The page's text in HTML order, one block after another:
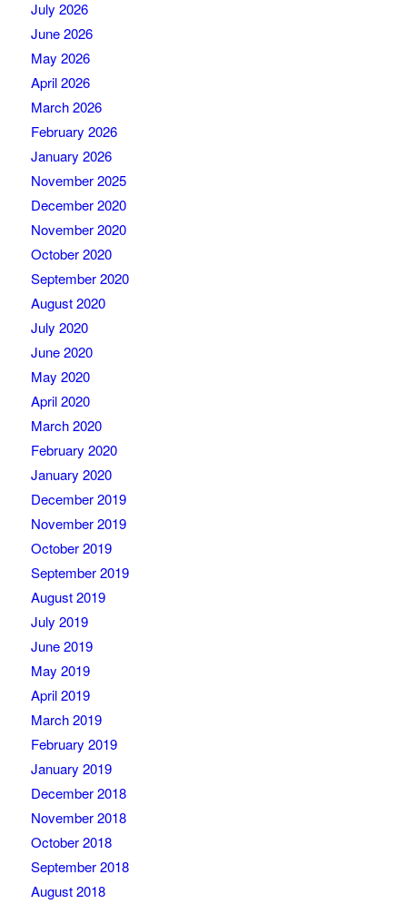
July 2026
June 2026
May 2026
April 2026
March 2026
February 2026
January 2026
November 2025
December 2020
November 2020
October 2020
September 2020
August 2020
July 2020
June 2020
May 2020
April 2020
March 2020
February 2020
January 2020
December 2019
November 2019
October 2019
September 2019
August 2019
July 2019
June 2019
May 2019
April 2019
March 2019
February 2019
January 2019
December 2018
November 2018
October 2018
September 2018
August 2018